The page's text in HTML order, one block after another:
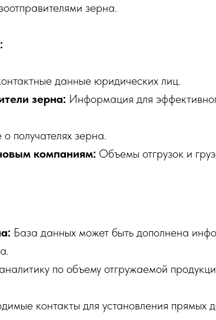
зерна.
данные юридических лиц.
зерна: Информация для
получателях зерна.
компаниям: Объемы отгрузок и
База данных может быть дополнена
по объему отгружаемой
контакты для установления прямых